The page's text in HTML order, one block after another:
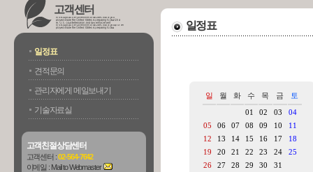
고객센터
일정표
견적문의
관리자에게 메일보내기
기술자료실
고객친절상담센터
고객센터 :02-564-7642
이메일 : Mail to Webmaster
일정표
일 월 화 수 목 금 토
01 02 03
04
05
06 07 08 09 10
11
12
13 14 15 16 17
18
19
20 21 22 23 24
25
26
27 28 29 30 31